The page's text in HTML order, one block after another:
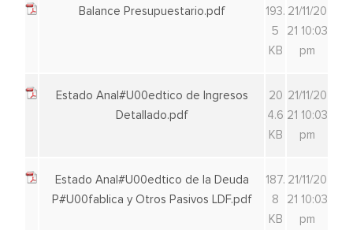
Balance Presupuestario.pdf
193.
5
KB
21/11/20
21 10:03
pm
Estado Anal#U00edtico de Ingresos
Detallado.pdf
20
4.6
KB
21/11/20
21 10:03
pm
Estado Anal#U00edtico de la Deuda
P#U00fablica y Otros Pasivos LDF.pdf
187.
8
KB
21/11/20
21 10:03
pm